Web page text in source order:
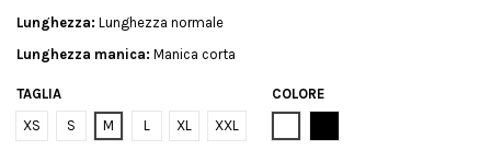
Lunghezza: Lunghezza normale
Lunghezza manica: Manica corta
TAGLIA
XS
S M L XL XXL
COLORE